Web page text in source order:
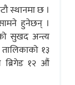
स्थानमा छ ।
हुनेछन् ।
सुखद अन्त्य
१३
१२ औं